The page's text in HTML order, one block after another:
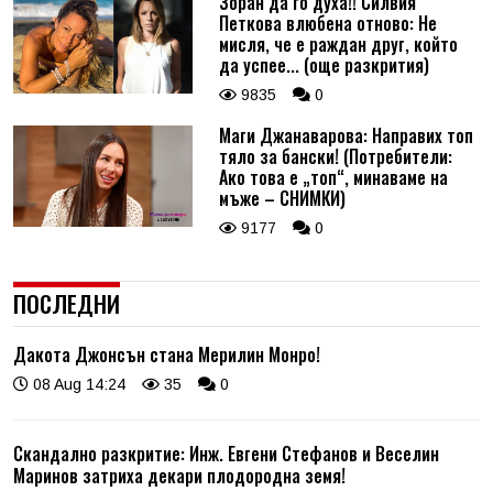
Петкова влюбена отново: Не
мисля, че е раждан друг, който
да успее... (още разкрития)
9835 0
Маги Джанаварова: Направих топ
тяло за бански! (Потребители:
Ако това е „топ“, минаваме на
мъже – СНИМКИ)
9177 0
ПОСЛЕДНИ
Дакота Джонсън стана Мерилин Монро!
08 Aug 14:24 35 0
Скандално разкритие: Инж. Евгени Стефанов и Веселин
Маринов затриха декари плодородна земя!